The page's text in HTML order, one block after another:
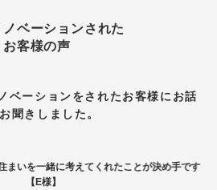
ベーションされた
お客様の声
ベーションをされたお客様にお話
聞きしました。
いを一緒に考えてくれたことが決め手です
【E様】